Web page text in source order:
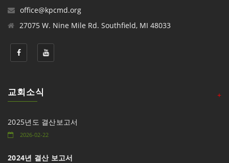
office@kpcmd.org
27075 W. Nine Mile Rd. Southfield, MI 48033
교회소식 +
2025년도 결산보고서
2026-02-22
2024년 결산 보고서